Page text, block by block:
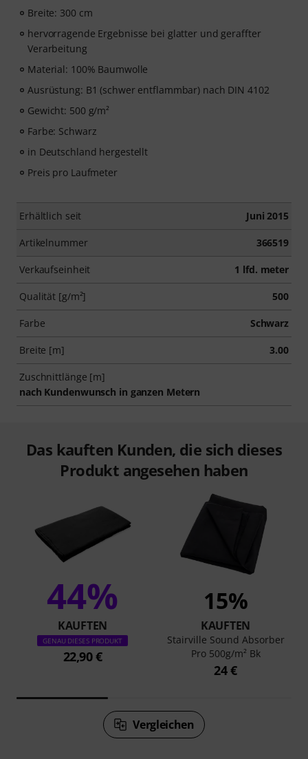
Breite: 300 cm
hervorragende Ergebnisse bei glatter und geraffter
Verarbeitung
Material: 100% Baumwolle
Ausrüstung: B1 (schwer entflammbar) nach DIN 4102
Gewicht: 500 g/m²
Farbe: Schwarz
in Deutschland hergestellt
Preis pro Laufmeter
Erhältlich seit Juni 2015
Artikelnummer 366519
Verkaufseinheit 1 lfd. meter
Qualität [g/m²] 500
Farbe Schwarz
Breite [m] 3.00
Zuschnittlänge [m]
nach Kundenwunsch in ganzen Metern
Das kauften Kunden, die sich dieses
Produkt angesehen haben
44%
KAUFTEN
GENAU DIESES PRODUKT
22,90 €
15%
KAUFTEN
Stairville Sound Absorber
Pro 500g/m² Bk
24 €
Vergleichen